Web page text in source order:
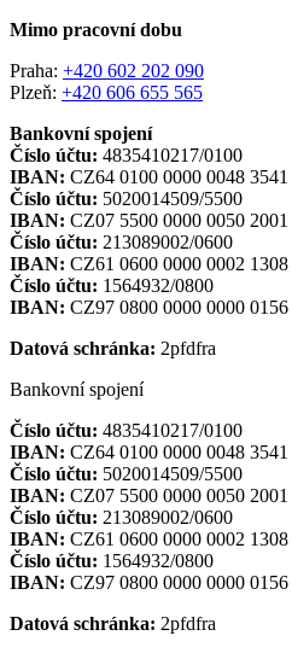
Mimo pracovní dobu
Praha: +420 602 202 090
Plzeň: +420 606 655 565
Bankovní spojení
Číslo účtu: 4835410217/0100
IBAN: CZ64 0100 0000 0048
Číslo účtu: 5020014509/5500
IBAN: CZ07 5500 0000 0050
Číslo účtu: 213089002/0600
IBAN: CZ61 0600 0000 0002 1308
Číslo účtu: 1564932/0800
IBAN: CZ97 0800 0000 0000 0156
Datová schránka: 2pfdfra
Bankovní spojení
Číslo účtu: 4835410217/0100
IBAN: CZ64 0100 0000 0048
Číslo účtu: 5020014509/5500
IBAN: CZ07 5500 0000 0050
Číslo účtu: 213089002/0600
IBAN: CZ61 0600 0000 0002 1308
Číslo účtu: 1564932/0800
IBAN: CZ97 0800 0000 0000 0156
Datová schránka: 2pfdfra